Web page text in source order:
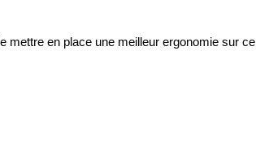
mettre en place une meilleur ergonomie sur ce